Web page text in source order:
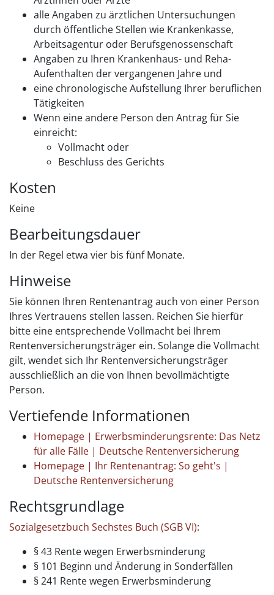
alle Angaben zu ärztlichen Untersuchungen
durch öffentliche Stellen wie Krankenkasse,
Arbeitsagentur oder Berufsgenossenschaft
Angaben zu Ihren Krankenhaus- und Reha-
Aufenthalten der vergangenen Jahre und
eine chronologische Aufstellung Ihrer beruflichen
Tätigkeiten
Wenn eine andere Person den Antrag für Sie
einreicht:
Vollmacht oder
Beschluss des Gerichts
Kosten
Keine
Bearbeitungsdauer
In der Regel etwa vier bis fünf Monate.
Hinweise
Sie können Ihren Rentenantrag auch von einer Person
Ihres Vertrauens stellen lassen. Reichen Sie hierfür
bitte eine entsprechende Vollmacht bei Ihrem
Rentenversicherungsträger ein. Solange die Vollmacht
gilt, wendet sich Ihr Rentenversicherungsträger
ausschließlich an die von Ihnen bevollmächtigte
Person.
Vertiefende Informationen
Homepage | Erwerbsminderungs­rente: Das Netz
für alle Fälle | Deutsche Rentenversicherung
Homepage | Ihr Rentenantrag: So geht's |
Deutsche Rentenversicherung
Rechtsgrundlage
Sozialgesetzbuch Sechstes Buch (SGB VI):
§ 43 Rente wegen Erwerbsminderung
§ 101 Beginn und Änderung in Sonderfällen
§ 241 Rente wegen Erwerbsminderung